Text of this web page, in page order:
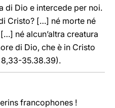
di Dio e intercede per noi.
Cristo? […] né morte né
né alcun’altra creatura
di Dio, che è in Cristo
8,33-35.38.39).
francophones !